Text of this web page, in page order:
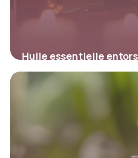
Huile essentielle
Soin naturel